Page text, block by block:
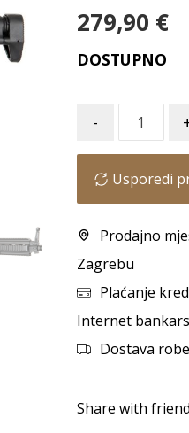
279,90 €
DOSTUPNO
-
Usporedi
Prodajno
Zagrebu
Plaćanje
Internet
Dostava